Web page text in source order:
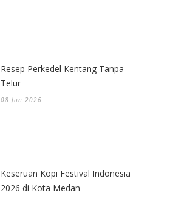
Resep Perkedel Kentang Tanpa
Telur
08 Jun 2026
Keseruan Kopi Festival Indonesia
2026 di Kota Medan